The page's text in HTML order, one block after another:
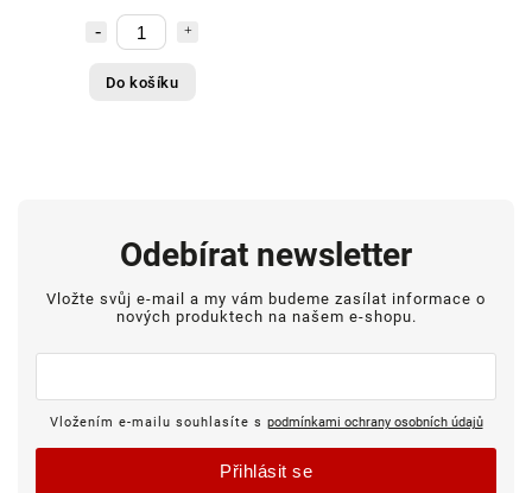
Do košíku
Odebírat newsletter
Vložte svůj e-mail a my vám budeme zasílat informace o
nových produktech na našem e-shopu.
Vložením e-mailu souhlasíte s podmínkami ochrany osobních údajů
Přihlásit se